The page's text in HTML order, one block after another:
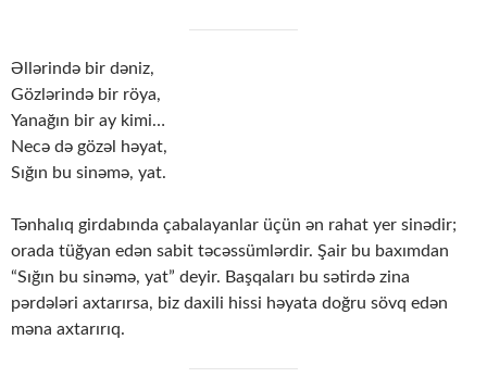
Əllərində bir dəniz,
Gözlərində bir röya,
Yanağın bir ay kimi…
Necə də gözəl həyat,
Sığın bu sinəmə, yat.
Tənhalıq girdabında çabalayanlar üçün ən rahat yer sinədir;
orada tüğyan edən sabit təcəssümlərdir. Şair bu baxımdan
“Sığın bu sinəmə, yat” deyir. Başqaları bu sətirdə zina
pərdələri axtarırsa, biz daxili hissi həyata doğru sövq edən
məna axtarırıq.